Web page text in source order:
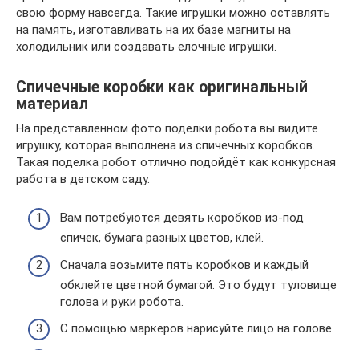
свою форму навсегда. Такие игрушки можно оставлять
на память, изготавливать на их базе магниты на
холодильник или создавать елочные игрушки.
Спичечные коробки как оригинальный
материал
На представленном фото поделки робота вы видите
игрушку, которая выполнена из спичечных коробков.
Такая поделка робот отлично подойдёт как конкурсная
работа в детском саду.
Вам потребуются девять коробков из-под
спичек, бумага разных цветов, клей.
Сначала возьмите пять коробков и каждый
обклейте цветной бумагой. Это будут туловище
голова и руки робота.
С помощью маркеров нарисуйте лицо на голове.